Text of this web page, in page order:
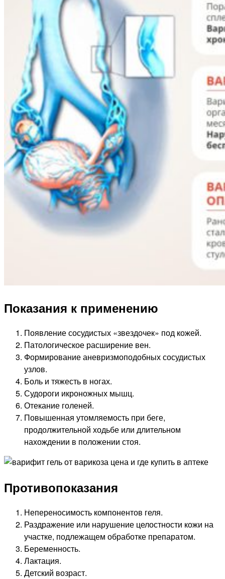
Показания к применению
Появление сосудистых «звездочек» под кожей.
Патологическое расширение вен.
Формирование аневризмоподобных сосудистых
узлов.
Боль и тяжесть в ногах.
Судороги икроножных мышц.
Отекание голеней.
Повышенная утомляемость при беге,
продолжительной ходьбе или длительном
нахождении в положении стоя.
Противопоказания
Непереносимость компонентов геля.
Раздражение или нарушение целостности кожи на
участке, подлежащем обработке препаратом.
Беременность.
Лактация.
Детский возраст.